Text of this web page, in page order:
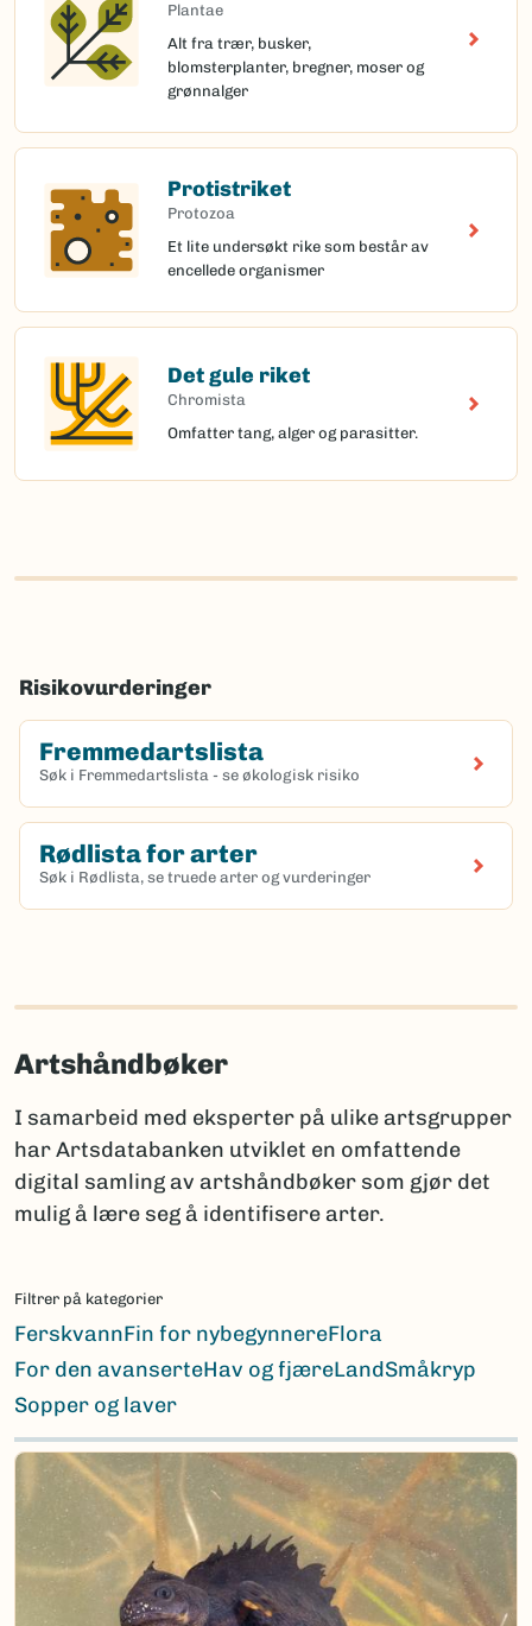
Plantae
Alt fra trær, busker,
blomsterplanter, bregner, moser og
grønnalger
Protistriket
Protozoa
Et lite undersøkt rike som består av
encellede organismer
Det gule riket
Chromista
Omfatter tang, alger og parasitter.
Risikovurderinger
Fremmedartslista
Søk i Fremmedartslista - se økologisk risiko
Rødlista for arter
Søk i Rødlista, se truede arter og vurderinger
Artshåndbøker
I samarbeid med eksperter på ulike artsgrupper
har Artsdatabanken utviklet en omfattende
digital samling av artshåndbøker som gjør det
mulig å lære seg å identifisere arter.
Filtrer på kategorier
FerskvannFin for nybegynnereFlora
For den avanserteHav og fjæreLandSmåkryp
Sopper og laver